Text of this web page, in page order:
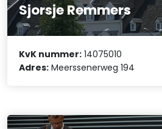
Sjorsje Remmers
KvK nummer: 14075010
Adres: Meerssenerweg 194